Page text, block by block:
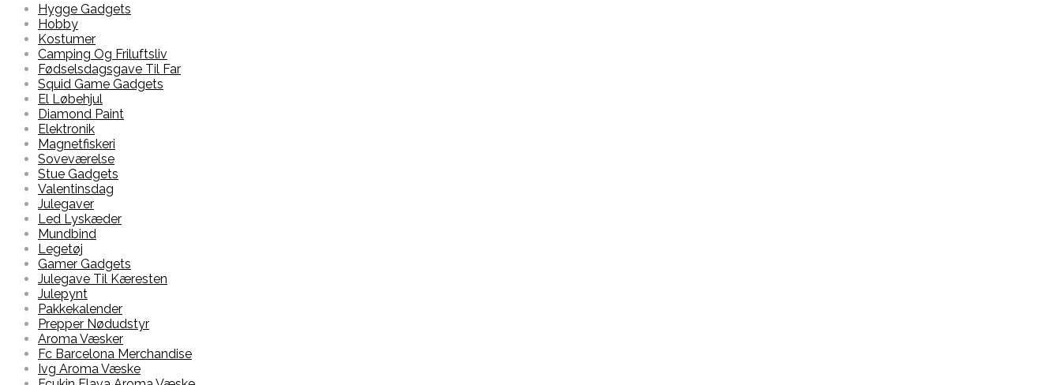
Hygge Gadgets
Hobby
Kostumer
Camping Og Friluftsliv
Fødselsdagsgave Til Far
Squid Game Gadgets
El Løbehjul
Diamond Paint
Elektronik
Magnetfiskeri
Soveværelse
Stue Gadgets
Valentinsdag
Julegaver
Led Lyskæder
Mundbind
Legetøj
Gamer Gadgets
Julegave Til Kæresten
Julepynt
Pakkekalender
Prepper Nødudstyr
Aroma Væsker
Fc Barcelona Merchandise
Ivg Aroma Væske